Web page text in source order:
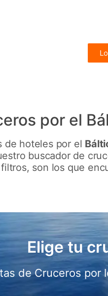
por el
de hoteles por el
buscador de
son los que
Elige tu
de Cruceros por
¡Diseña tu
Comienza a